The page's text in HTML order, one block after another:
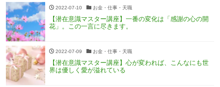
2022-07-10 お金・仕事・天職
【潜在意識マスター講座】一番の変化は「感謝の心の開
花」。この一言に尽きます。
2022-07-09 お金・仕事・天職
【潜在意識マスター講座】心が変われば、こんなにも世
界は優しく愛が溢れている